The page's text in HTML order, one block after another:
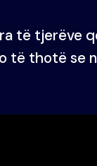
të tjerëve
të thotë se